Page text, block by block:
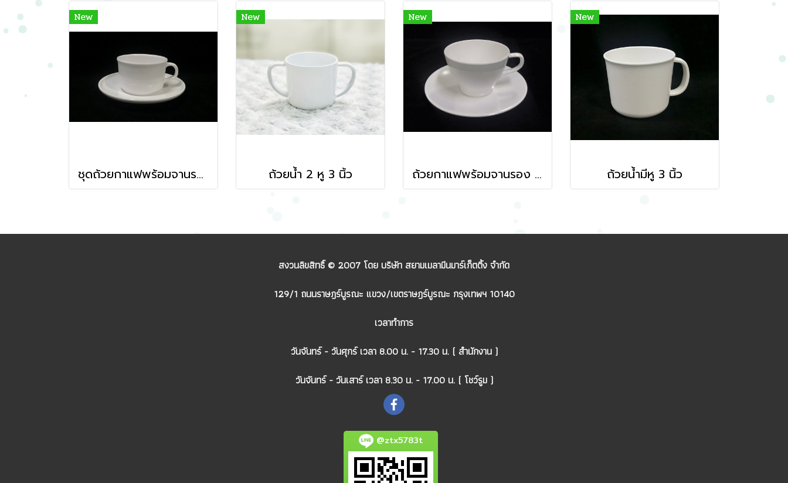
New
ชุดถ้วยกาแฟพร้อมจานรอง 6 นิ้ว
New
ถ้วยน้ำ 2 หู 3 นิ้ว
New
ถ้วยกาแฟพร้อมจานรอง 6 นิ้ว
New
ถ้วยน้ำมีหู 3 นิ้ว
สงวนลิขสิทธิ์ © 2007 โดย บริษัท สยามเมลามีนมาร์เก็ตติ้ง จำกัด
129/1 ถนนราษฎร์บูรณะ แขวง/เขตราษฎร์บูรณะ กรุงเทพฯ 10140
เวลาทำการ
วันจันทร์ - วันศุกร์ เวลา 8.00 น. - 17.30 น. ( สำนักงาน )
วันจันทร์ - วันเสาร์ เวลา 8.30 น. - 17.00 น. ( โชว์รูม )
@ztx5783t